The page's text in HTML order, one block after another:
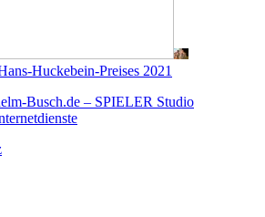
Huckebein-Preises 2021
Busch.de – SPIELER Studio